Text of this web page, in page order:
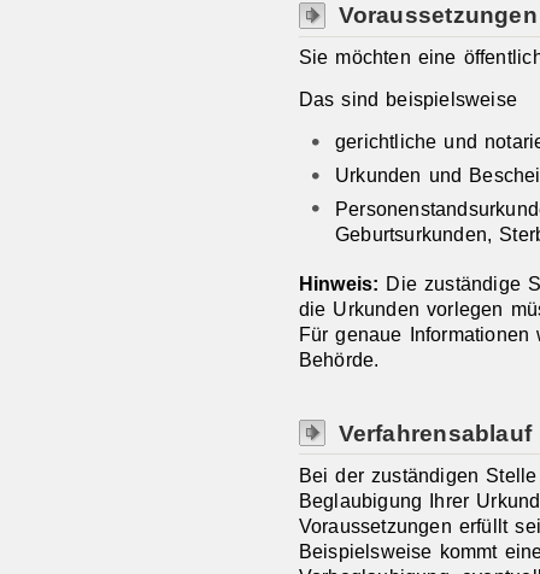
Voraussetzungen
Sie möchten eine
Das sind beispielsweise
gerichtliche und
Urkunden und
Geburtsurkunden,
Hinweis: Die zuständige
die Urkunden vorlegen
Für genaue
Behörde.
Verfahrensablauf
Bei der zuständigen
Beglaubigung Ihrer
Voraussetzungen erfüllt
Beispielsweise kommt